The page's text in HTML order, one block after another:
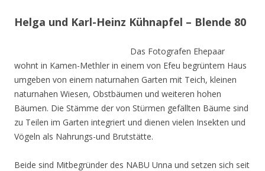
Helga und Karl-Heinz Kühnapfel – Blende 80
Das Fotografen Ehepaar
wohnt in Kamen-Methler in einem von Efeu begrüntem Haus
umgeben von einem naturnahen Garten mit Teich, kleinen
naturnahen Wiesen, Obstbäumen und weiteren hohen
Bäumen. Die Stämme der von Stürmen gefällten Bäume sind
zu Teilen im Garten integriert und dienen vielen Insekten und
Vögeln als Nahrungs-und Brutstätte.
Beide sind Mitbegründer des NABU Unna und setzen sich seit